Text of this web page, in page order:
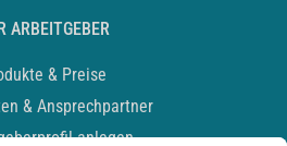
ARBEITGEBER
& Preise
& Ansprechpartner
anlegen